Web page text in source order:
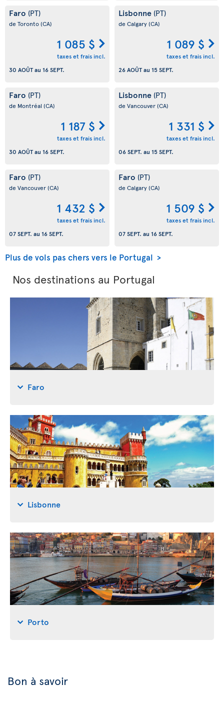
Faro (PT)
de Toronto(CA)
1 085 $
taxes et frais incl.
30 AOÛTau 16 SEPT.
Lisbonne (PT)
de Calgary(CA)
1 089 $
taxes et frais incl.
26 AOÛTau 15 SEPT.
Faro (PT)
de Montréal (CA)
1 187 $
taxes et frais incl.
30 AOÛTau 16 SEPT.
Lisbonne (PT)
de Vancouver(CA)
1 331 $
taxes et frais incl.
06 SEPT. au 15 SEPT.
Faro (PT)
de Vancouver(CA)
1 432 $
taxes et frais incl.
07 SEPT. au 16 SEPT.
Faro (PT)
de Calgary(CA)
1 509 $
taxes et frais incl.
07 SEPT. au 16 SEPT.
Plus de vols pas chers vers le Portugal >
Nos destinations au Portugal
Faro
Lisbonne
Porto
Bon à savoir